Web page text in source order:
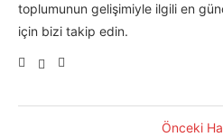
toplumunun gelişimiyle ilgili en
için bizi takip edin.
Önceki